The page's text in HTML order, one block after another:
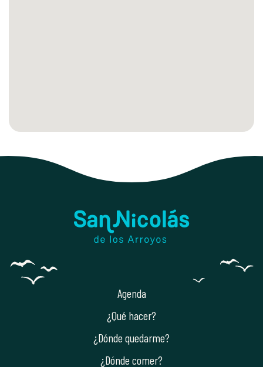
Agenda
¿Qué hacer?
¿Dónde quedarme?
¿Dónde comer?